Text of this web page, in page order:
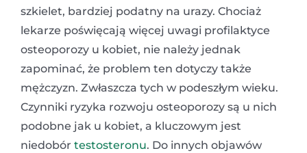
szkielet, bardziej podatny na urazy. Chociaż
lekarze poświęcają więcej uwagi profilaktyce
osteoporozy u kobiet, nie należy jednak
zapominać, że problem ten dotyczy także
mężczyzn. Zwłaszcza tych w podeszłym wieku.
Czynniki ryzyka rozwoju osteoporozy są u nich
podobne jak u kobiet, a kluczowym jest
niedobór testosteronu. Do innych objawów